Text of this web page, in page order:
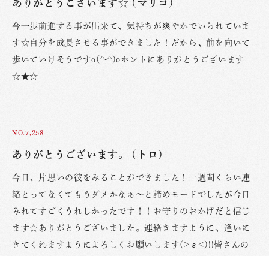
ありがとうございます☆ (マリコ)
今一歩前進する事が出来て、気持ちが爽やかでいられていま
す☆自分を成長させる事ができました！だから、前を向いて
歩いていけそうですo(^-^)oホントにありがとうございます
☆★☆
NO.7,258
ありがとうございます。 (トロ)
今日、片思いの彼をみることができました！一週間くらい連
絡とってなくてもうダメかなぁ〜と諦めモードでしたが今日
みれてすごくうれしかったです！！お守りのおかげだと信じ
ます☆ありがとうございました。連絡きますように、逢いに
きてくれますようによろしくお願いします(>ε<)!!皆さんの